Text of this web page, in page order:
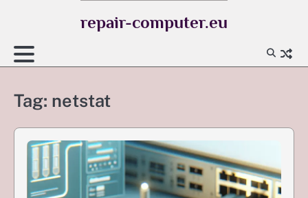
repair-computer.eu
Tag: netstat